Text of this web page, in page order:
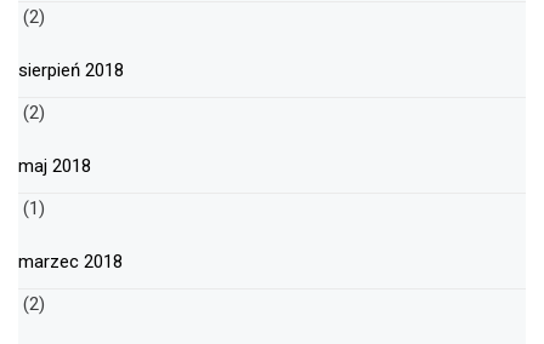
(2)
sierpień 2018
(2)
maj 2018
(1)
marzec 2018
(2)